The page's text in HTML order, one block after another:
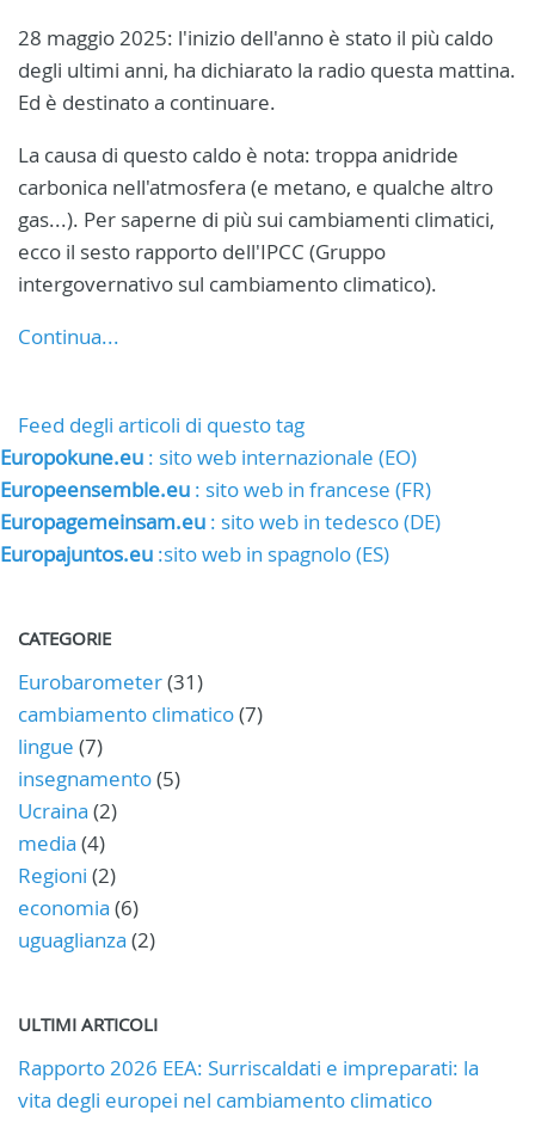
28 maggio 2025: l'inizio dell'anno è stato il più caldo
degli ultimi anni, ha dichiarato la radio questa mattina.
Ed è destinato a continuare.
La causa di questo caldo è nota: troppa anidride
carbonica nell'atmosfera (e metano, e qualche altro
gas...). Per saperne di più sui cambiamenti climatici,
ecco il sesto rapporto dell'IPCC (Gruppo
intergovernativo sul cambiamento climatico).
Continua...
Feed degli articoli di questo tag
Europokune.eu : sito web internazionale (EO)
Europeensemble.eu : sito web in francese (FR)
Europagemeinsam.eu : sito web in tedesco (DE)
Europajuntos.eu :sito web in spagnolo (ES)
CATEGORIE
Eurobarometer(31)
cambiamento climatico(7)
lingue (7)
insegnamento(5)
Ucraina (2)
media (4)
Regioni (2)
economia (6)
uguaglianza (2)
ULTIMI ARTICOLI
Rapporto 2026 EEA: Surriscaldati e impreparati: la
vita degli europei nel cambiamento climatico